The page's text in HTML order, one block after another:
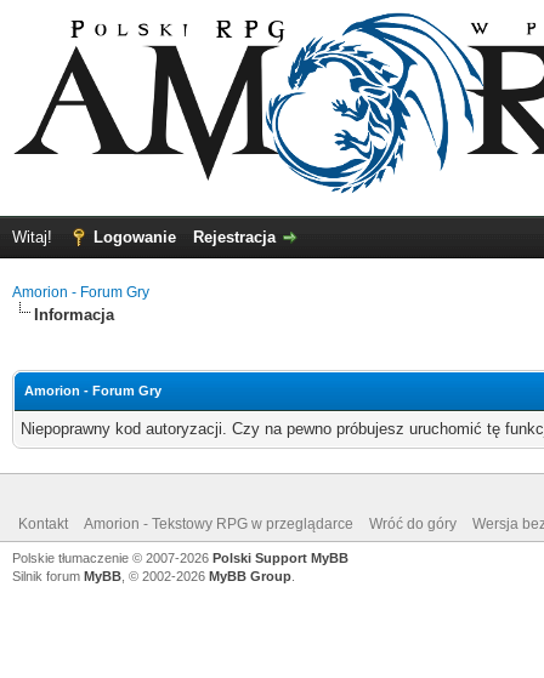
Witaj! Logowanie Rejestracja
Amorion - Forum Gry
Informacja
Amorion - Forum Gry
Niepoprawny kod autoryzacji. Czy na pewno próbujesz uruchomić tę
Kontakt Amorion - Tekstowy RPG w przeglądarce Wróć do góry Wersja
Polskie tłumaczenie © 2007-2026 Polski Support MyBB
Silnik forum MyBB , © 2002-2026 MyBB Group